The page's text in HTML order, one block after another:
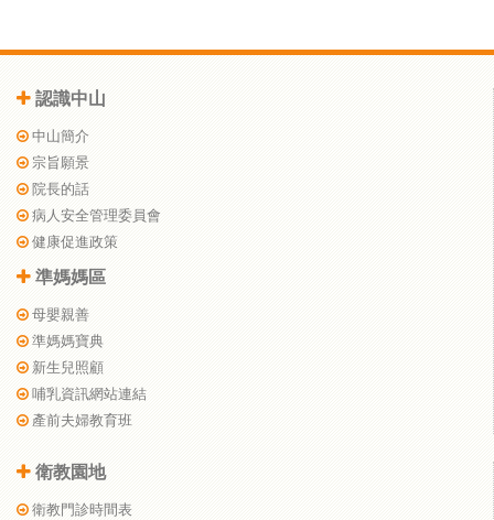
認識中山
中山簡介
宗旨願景
院長的話
病人安全管理委員會
健康促進政策
準媽媽區
母嬰親善
準媽媽寶典
新生兒照顧
哺乳資訊網站連結
產前夫婦教育班
衛教園地
衛教門診時間表